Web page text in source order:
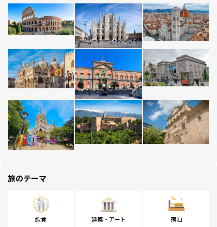
旅のテーマ
飲食 建築・アート 宿泊